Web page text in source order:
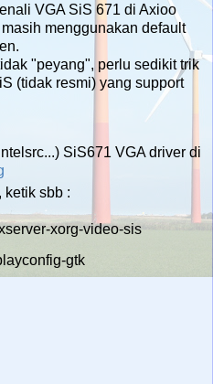
VGA SiS 671 di Axioo
menggunakan default
"peyang", perlu sedikit trik
(tidak resmi) yang support
SiS671 VGA driver di
ketik sbb :
xorg-video-sis
gtk